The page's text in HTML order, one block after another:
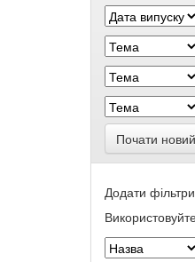
Почати
Додати